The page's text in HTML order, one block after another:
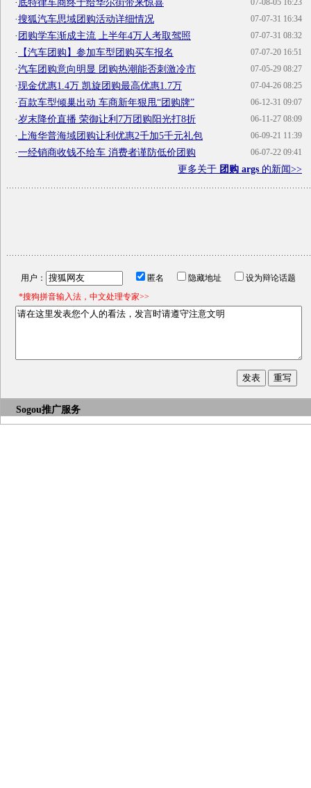
07-08-05 16:23
07-07-31 16:34
·搜狐汽车思域团购活动详细情况
07-07-31 08:32
·团购学车渐成主流 上半年4万人考取驾照
07-07-20 16:51
· 【汽车团购】参加车型团购买车报名
07-05-29 08:27
·汽车团购意向明显 团购热潮能否刺激冷市
07-04-26 08:25
·现金优惠1.4万 凯旋团购最高优惠1.7万
06-12-31 09:07
·百款车型倾巢出动 车商新年狠甩“团购牌”
06-11-27 08:09
·岁末降价直播 荣御让利7万团购阳光打8折
06-09-21 11:39
· 上海华普海域团购让利优惠2千加5千元礼包
06-07-22 09:41
·一经销商收钱不给车 消费者谨防低价团购
更多关于 团购 args 的新闻>>
用户： 匿名 隐藏地址
设为辩论话题
*搜狗拼音输入法，中文处理专家>>
Sogou推广服务